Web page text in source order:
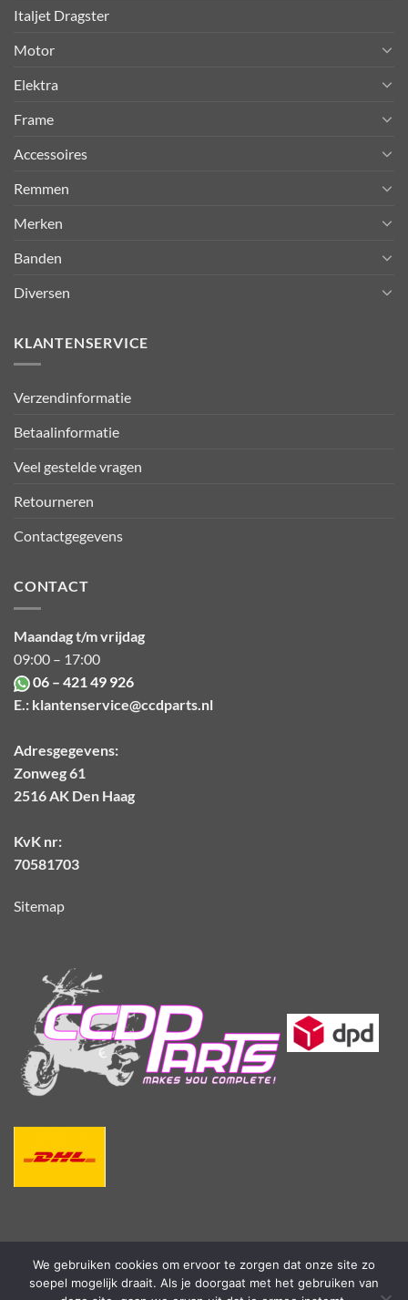
Italjet Dragster
Motor
Elektra
Frame
Accessoires
Remmen
Merken
Banden
Diversen
KLANTENSERVICE
Verzendinformatie
Betaalinformatie
Veel gestelde vragen
Retourneren
Contactgegevens
CONTACT
Maandag t/m vrijdag
09:00 – 17:00
06 – 421 49 926
E.: klantenservice@ccdparts.nl
Adresgegevens:
Zonweg 61
2516 AK Den Haag
KvK nr:
70581703
Sitemap
We gebruiken cookies om ervoor te zorgen dat onze site zo
soepel mogelijk draait. Als je doorgaat met het gebruiken van